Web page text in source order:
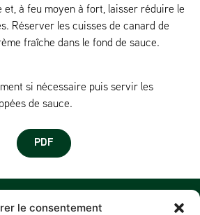
le consentement
à feu moyen à fort, laisser réduire le
Réserver les cuisses de canard de
fraîche dans le fond de sauce.
si nécessaire puis servir les
de sauce.
PDF